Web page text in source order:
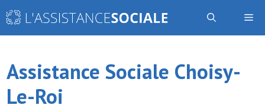
Aller
Assistance Sociale Choisy-
Le-Roi